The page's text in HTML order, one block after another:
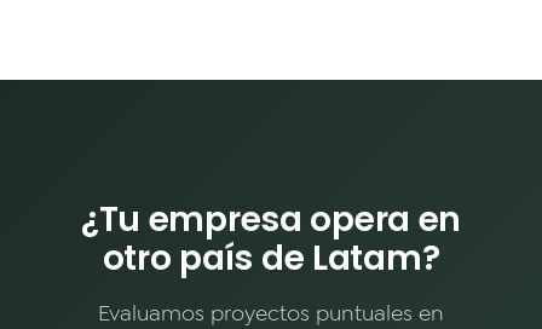
¿Tu empresa opera en
otro país de Latam?
Evaluamos proyectos puntuales en